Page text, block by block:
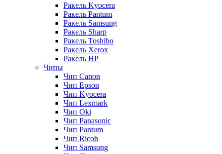
Ракель Kyocera
Ракель Pantum
Ракель Samsung
Ракель Sharp
Ракель Toshibo
Ракель Xerox
Ракель НР
Чипы
Чип Canon
Чип Epson
Чип Kyocera
Чип Lexmark
Чип Oki
Чип Panasonic
Чип Pantum
Чип Ricoh
Чип Samsung